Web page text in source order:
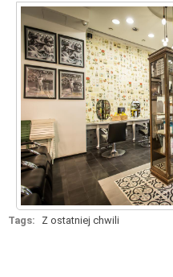
Tags: Z ostatniej chwili